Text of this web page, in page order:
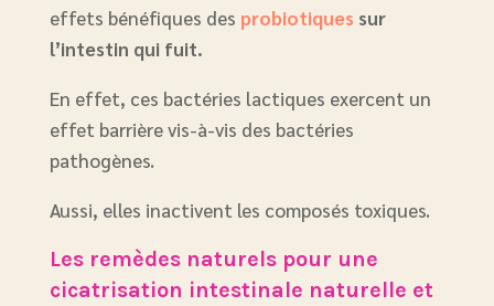
effets bénéfiques des probiotiques sur
l’intestin qui fuit.
En effet, ces bactéries lactiques exercent un
effet barrière vis-à-vis des bactéries
pathogènes.
Aussi, elles inactivent les composés toxiques.
Les remèdes naturels pour une
cicatrisation intestinale naturelle et